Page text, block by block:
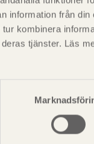
information från din
kombinera
tjänster. Läs